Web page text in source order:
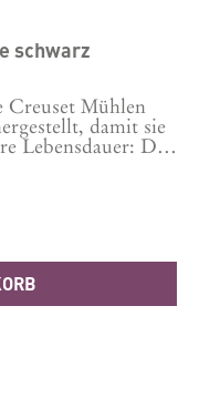
schwarz
Creuset Mühlen
damit sie
Lebensdauer: Die
Materialien
erwarten.Material
6.2 cm Höhe:
10 Jahre